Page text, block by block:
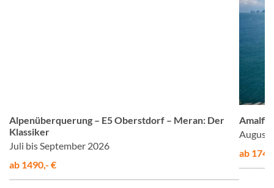
Alpenüberquerung – E5 Oberstdorf – Meran: Der
Klassiker
Juli bis September 2026
ab 1490,- €
Amalfis
August
ab